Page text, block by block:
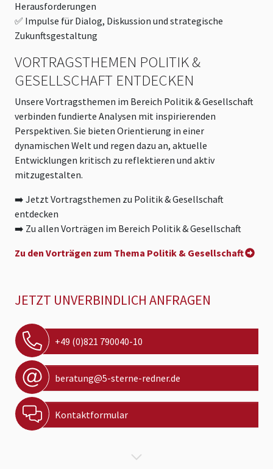
Herausforderungen
✅ Impulse für Dialog, Diskussion und strategische
Zukunftsgestaltung
VORTRAGSTHEMEN POLITIK &
GESELLSCHAFT ENTDECKEN
Unsere Vortragsthemen im Bereich Politik & Gesellschaft
verbinden fundierte Analysen mit inspirierenden
Perspektiven. Sie bieten Orientierung in einer
dynamischen Welt und regen dazu an, aktuelle
Entwicklungen kritisch zu reflektieren und aktiv
mitzugestalten.
➡️ Jetzt Vortragsthemen zu Politik & Gesellschaft
entdecken
➡️ Zu allen Vorträgen im Bereich Politik & Gesellschaft
Zu den Vorträgen zum Thema Politik & Gesellschaft
JETZT UNVERBINDLICH ANFRAGEN
+49 (0)821 790040-10
beratung@5-sterne-redner.de
Kontaktformular